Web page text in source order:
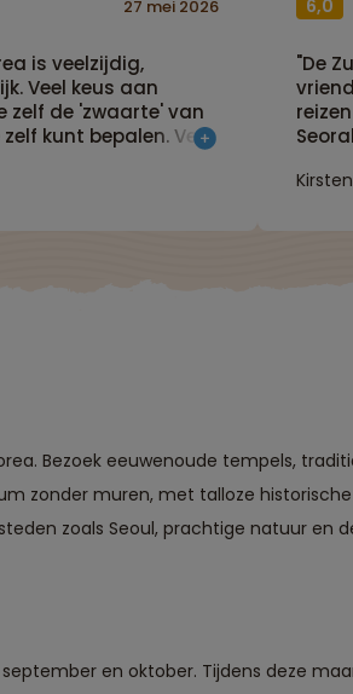
is veelzijdig,
Veel keus aan
zelf de 'zwaarte' van
kunt bepalen. Veel
reisbegeleiding!"
27 mei 2026 6,0
"De
en
Kirsten
Bezoek eeuwenoude tempels,
zonder muren, met talloze
zoals Seoul, prachtige natuur en
en oktober. Tijdens deze